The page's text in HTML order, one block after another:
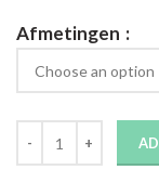
Afmetingen